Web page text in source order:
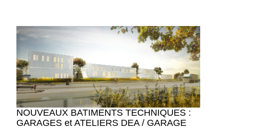
NOUVEAUX BATIMENTS TECHNIQUES :
GARAGES et ATELIERS DEA / GARAGE